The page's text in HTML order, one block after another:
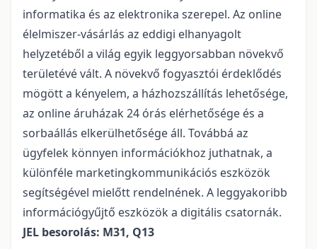
informatika és az elektronika szerepel. Az online
élelmiszer-vásárlás az eddigi elhanyagolt
helyzetéből a világ egyik leggyorsabban növekvő
területévé vált. A növekvő fogyasztói érdeklődés
mögött a kényelem, a házhozszállítás lehetősége,
az online áruházak 24 órás elérhetősége és a
sorbaállás elkerülhetősége áll. Továbbá az
ügyfelek könnyen információkhoz juthatnak, a
különféle marketingkommunikációs eszközök
segítségével mielőtt rendelnének. A leggyakoribb
információgyűjtő eszközök a digitális csatornák.
JEL besorolás: M31, Q13